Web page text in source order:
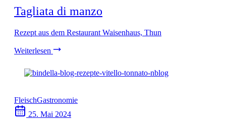
Tagliata di manzo
Rezept aus dem Restaurant Waisenhaus, Thun
Weiterlesen
FleischGastronomie
25. Mai 2024